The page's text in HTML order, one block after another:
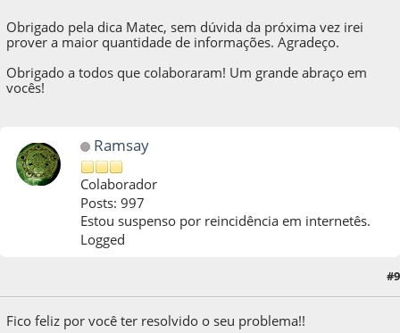
Obrigado pela dica Matec, sem dúvida da próxima vez irei
prover a maior quantidade de informações. Agradeço.
Obrigado a todos que colaboraram! Um grande abraço em
vocês!
Ramsay
Colaborador
Posts: 997
Estou suspenso por reincidência em internetês.
Logged
#9
Fico feliz por você ter resolvido o seu problema!!